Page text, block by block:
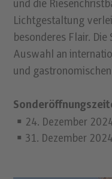
und die
Lichtgestaltung
besonderes Flair.
Auswahl an
und
24. Dezember
31. Dezember